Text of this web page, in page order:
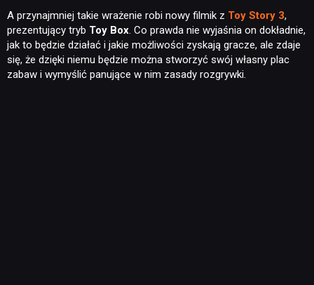
A przynajmniej takie wrażenie robi nowy filmik z Toy Story 3,
prezentujący tryb Toy Box. Co prawda nie wyjaśnia on dokładnie,
jak to będzie działać i jakie możliwości zyskają gracze, ale zdaje
się, że dzięki niemu będzie można stworzyć swój własny plac
zabaw i wymyślić panujące w nim zasady rozgrywki.